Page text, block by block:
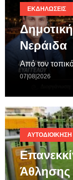
ΕΚΔΗΛΏΣΕΙΣ
Νεράιδα
Από τον
07|08|2026
ΑΥΤΟΔΙΟΊΚΗΣΗ
Άθλησης